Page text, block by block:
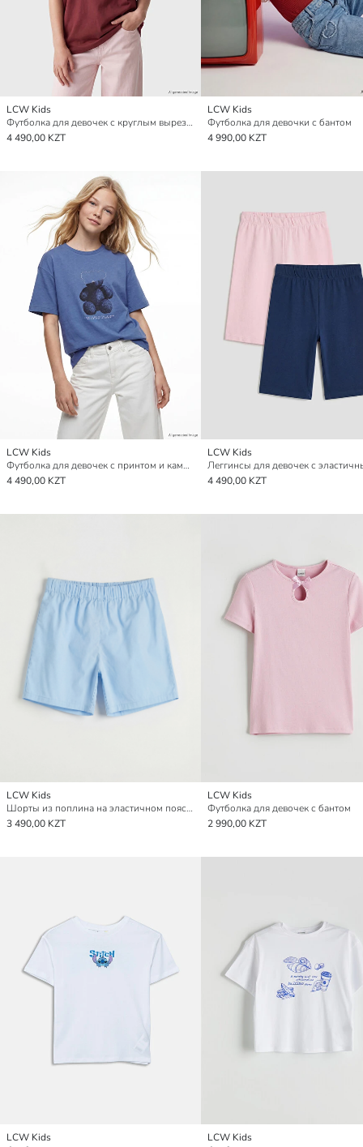
LCW Kids
Футболка для девочек с круглым вырезом и принтом
4 490,00 KZT
LCW Kids
Футболка для девочки с бантом
4 990,00 KZT
LCW Kids
Футболка для девочек с принтом и камнями
4 490,00 KZT
LCW Kids
4 490,00 KZT
LCW Kids
Шорты из поплина на эластичном поясе для девочек
3 490,00 KZT
LCW Kids
Футболка для девочек с бантом
2 990,00 KZT
LCW Kids
LCW Kids